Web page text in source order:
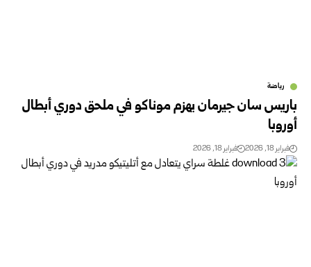
رياضة
باريس سان جيرمان يهزم موناكو في ملحق دوري أبطال
أوروبا
فبراير 18, 2026 فبراير 18, 2026